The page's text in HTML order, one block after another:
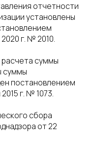
отчетности
установлены
г. № 2010.
суммы
суммы
постановлением
г. № 1073.
сбора
от 22